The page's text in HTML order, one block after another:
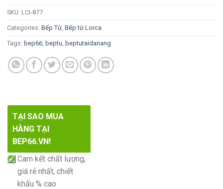
SKU: LCI-877
Categories: Bếp Từ Bếp từ Lorca
Tags: bep66 beptu beptutaidanang
TẠI SAO MUA
HÀNG TẠI
BEP66.VN!
Cam kết chất lượng,
giá rẻ nhất, chiết
khấu % cao